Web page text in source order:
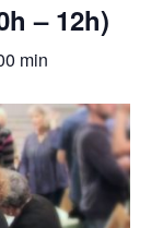
– 12h)
min